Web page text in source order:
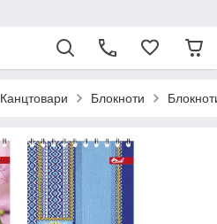
Канцтовари Блокноти